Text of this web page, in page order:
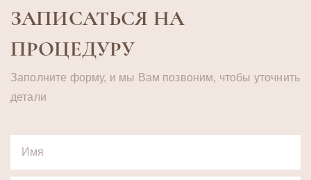
ЗАПИСАТЬСЯ НА
ПРОЦЕДУРУ
Заполните форму, и мы Вам позвоним, чтобы уточнить
детали